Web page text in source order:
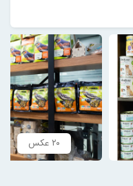
۲۰ عکس